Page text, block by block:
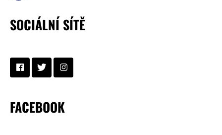
SOCIÁLNÍ SÍTĚ
FACEBOOK